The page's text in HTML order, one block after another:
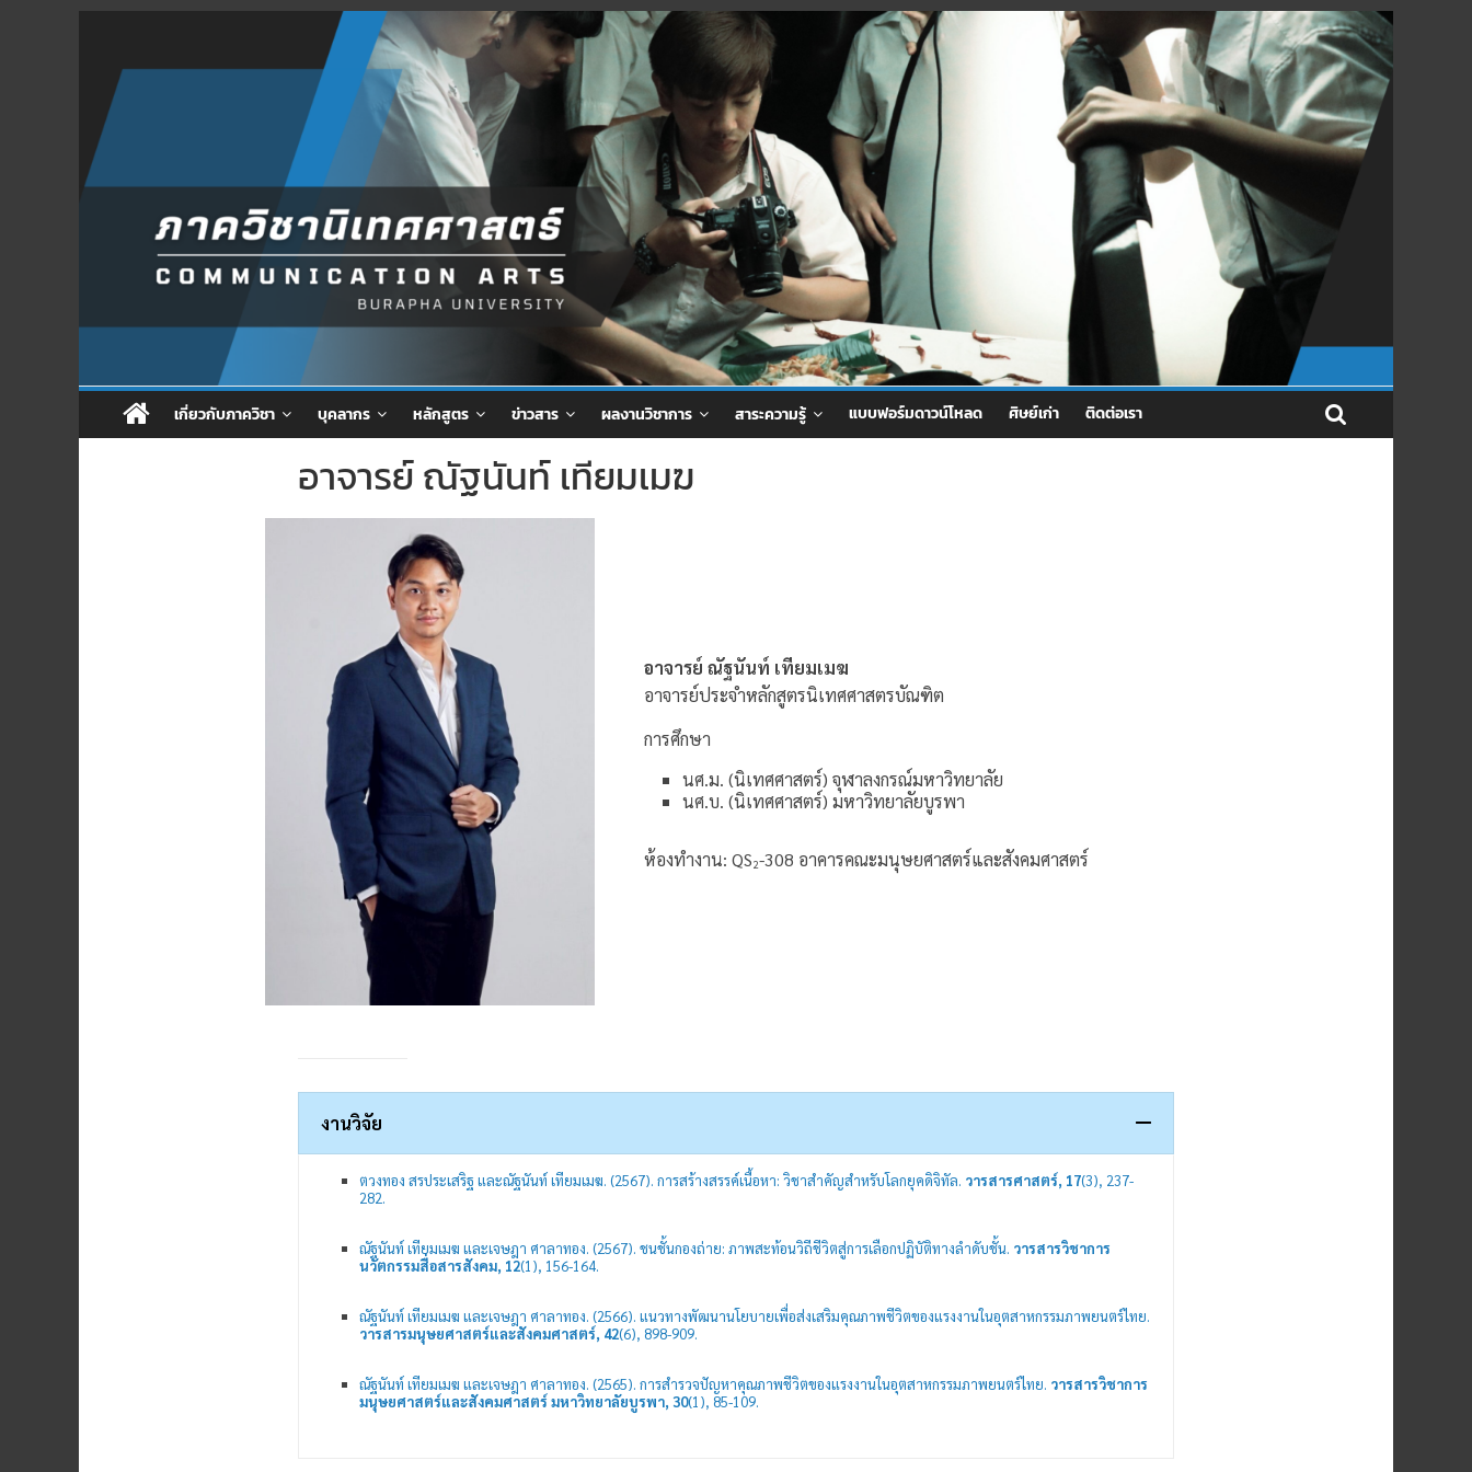
content
เกี่ยวกับภาควิชา บุคลากร หลักสูตร ข่าวสาร ผลงานวิชาการ สาระความรู้ แบบฟอร์มดาวน์โหลด ศิษย์เก่า ติดต่อเรา
อาจารย์ ณัฐนันท์ เทียมเมฆ
อาจารย์ ณัฐนันท์ เทียมเมฆ
อาจารย์ประจำหลักสูตรนิเทศศาสตรบัณฑิต
การศึกษา
นศ.ม. (นิเทศศาสตร์) จุฬาลงกรณ์มหาวิทยาลัย
นศ.บ. (นิเทศศาสตร์) มหาวิทยาลัยบูรพา
ห้องทำงาน: QS2-308 อาคารคณะมนุษยศาสตร์และสังคมศาสตร์
งานวิจัย
ตวงทอง สรประเสริฐ และณัฐนันท์ เทียมเมฆ. (2567). การสร้างสรรค์เนื้อหา: วิชาสำคัญสำหรับโลกยุคดิจิทัล. วารสารศาสตร์, 17(3), 237-
282.
ณัฐนันท์ เทียมเมฆ และเจษฎา ศาลาทอง. (2567). ชนชั้นกองถ่าย: ภาพสะท้อนวิถีชีวิตสู่การเลือกปฏิบัติทางลำดับชั้น. วารสารวิชาการ
นวัตกรรมสื่อสารสังคม, 12(1), 156-164.
ณัฐนันท์ เทียมเมฆ และเจษฎา ศาลาทอง. (2566). แนวทางพัฒนานโยบายเพื่อส่งเสริมคุณภาพชีวิตของแรงงานในอุตสาหกรรมภาพยนตร์ไทย.
วารสารมนุษยศาสตร์และสังคมศาสตร์, 42(6), 898-909.
ณัฐนันท์ เทียมเมฆ และเจษฎา ศาลาทอง. (2565). การสำรวจปัญหาคุณภาพชีวิตของแรงงานในอุตสาหกรรมภาพยนตร์ไทย. วารสารวิชาการ
มนุษยศาสตร์และสังคมศาสตร์ มหาวิทยาลัยบูรพา, 30(1), 85-109.